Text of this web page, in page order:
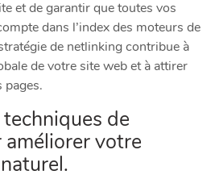
et de garantir que toutes vos
dans l’index des moteurs de
de netlinking contribue à
de votre site web et à attirer
pages.
de
votre